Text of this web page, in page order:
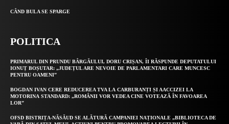
CÂND BULA SE SPARGE
POLITICA
PRIMARUL DIN PRUNDU BÂRGĂULUI, DORU CRIȘAN, ÎI RĂSPUNDE DEPUTATULUI
IONUȚ BOȘUTAR: „JUDEȚUL ARE NEVOIE DE PARLAMENTARI CARE MUNCESC
PENTRU OAMENI”
BOGDAN IVAN CERE REDUCEREA TVA LA CARBURANȚI ȘI AACCIZEI LA
MOTORINA STANDARD: „ROMÂNII VOR VEDEA CINE VOTEAZĂ ÎN FAVOAREA
LOR”
OFSD BISTRIȚA-NĂSĂUD SE ALĂTURĂ CAMPANIEI NAȚIONALE „BIBLIOTECA DE